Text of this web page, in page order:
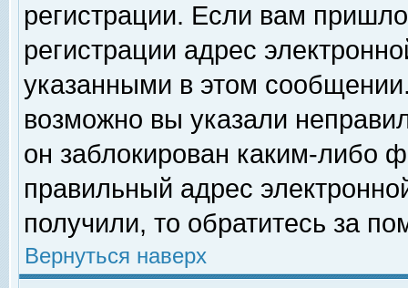
регистрации. Если вам
регистрации адрес
указанными в этом
возможно вы указали
он заблокирован каким-либо
правильный адрес
получили, то обратитесь за
Вернуться наверх